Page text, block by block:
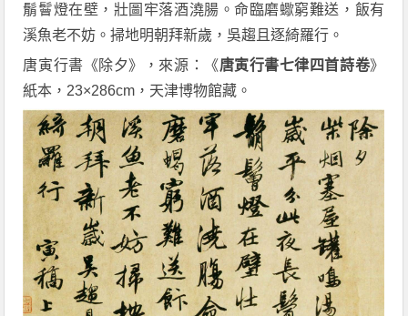
鬅鬙燈在壁，壯圖牢落酒澆腸。命臨磨蠍窮難送，飯有
溪魚老不妨。掃地明朝拜新歲，吳趨且逐綺羅行。
唐寅行書《除夕》，來源：《唐寅行書七律四首詩卷》
紙本，23×286cm，天津博物館藏。